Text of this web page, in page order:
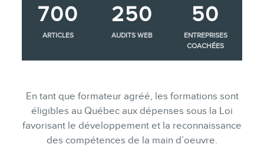
700
ARTICLES
250
AUDITS WEB
50
ENTREPRISES
COACHÉES
En tant que formateur agréé, les formations sont
éligibles au Québec aux dépenses sous la Loi
favorisant le développement et la reconnaissance
des compétences de la main d’oeuvre.